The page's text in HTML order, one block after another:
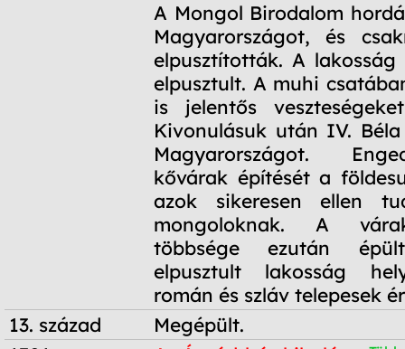
A Mongol Birodalom
Magyarországot, és
elpusztították. A lakosság
elpusztult. A muhi
is jelentős
Kivonulásuk után IV.
Magyarországot.
kővárak építését a
azok sikeresen ellen
mongoloknak. A
többsége ezután
elpusztult lakosság
román és szláv telepesek
13. század
Megépült.